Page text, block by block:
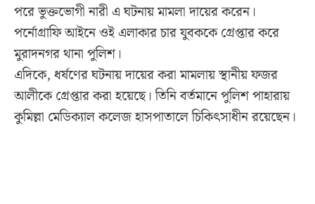
পরে ভুক্তভোগী নারী এ ঘটনায় মামলা দায়ের করেন।
পর্নোগ্রাফি আইনে ওই এলাকার চার যুবককে গ্রেপ্তার করে
মুরাদনগর থানা পুলিশ।
এদিকে, ধর্ষণের ঘটনায় দায়ের করা মামলায় স্থানীয় ফজর
আলীকে গ্রেপ্তার করা হয়েছে। তিনি বর্তমানে পুলিশ পাহারায়
কুমিল্লা মেডিক্যাল কলেজ হাসপাতালে চিকিৎসাধীন রয়েছেন।